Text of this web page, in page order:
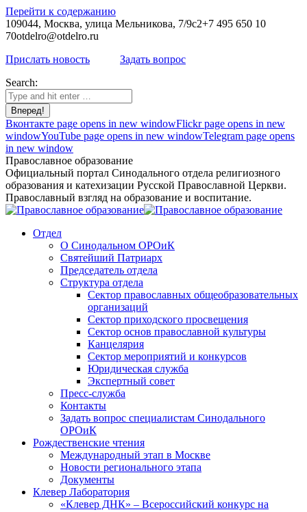
Перейти к содержанию
109044, Москва, улица Мельникова, 7/9с2+7 495 650 10
70otdelro@otdelro.ru
Прислать новость
Задать вопрос
Search:
Вконтакте page opens in new windowFlickr page opens in new
windowYouTube page opens in new windowTelegram page opens
in new window
Православное образование
Официальный портал Синодального отдела религиозного
образования и катехизации Русской Православной Церкви.
Православный взгляд на образование и воспитание.
Отдел
О Синодальном ОРОиК
Святейший Патриарх
Председатель отдела
Структура отдела
Сектор православных общеобразовательных
организаций
Сектор приходского просвещения
Сектор основ православной культуры
Канцелярия
Сектор мероприятий и конкурсов
Юридическая служба
Экспертный совет
Пресс-служба
Контакты
Задать вопрос специалистам Синодального
ОРОиК
Рождественские чтения
Международный этап в Москве
Новости регионального этапа
Документы
Клевер Лаборатория
«Клевер ДНК» – Всероссийский конкурс на